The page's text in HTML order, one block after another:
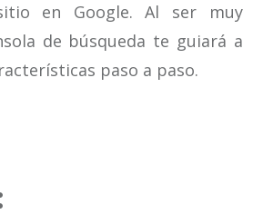
en Google. Al ser muy
de búsqueda te guiará a
paso a paso.